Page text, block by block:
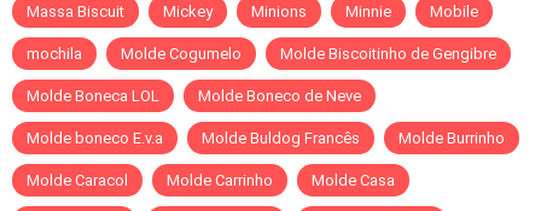
Massa Biscuit Mickey Minions Minnie Mobile
mochila Molde Cogumelo Molde Biscoitinho de Gengibre
Molde Boneca LOL Molde Boneco de Neve
Molde boneco E.v.a Molde Buldog Francês Molde Burrinho
Molde Caracol Molde Carrinho Molde Casa